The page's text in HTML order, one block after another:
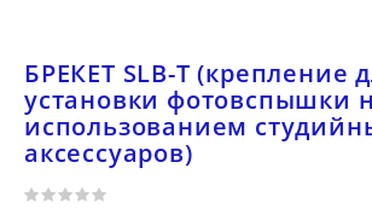
БРЕКЕТ SLB-T (крепление
установки фотовспышки
использованием
аксессуаров)